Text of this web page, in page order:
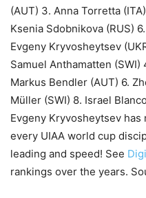
(AUT) 3. Anna Torretta
Ksenia Sdobnikova (RUS)
Evgeny Kryvosheytsev
Samuel Anthamatten (SWI)
Markus Bendler (AUT) 6.
Müller (SWI) 8. Israel
Evgeny Kryvosheytsev
every UIAA world cup
leading and speed! See
rankings over the years.